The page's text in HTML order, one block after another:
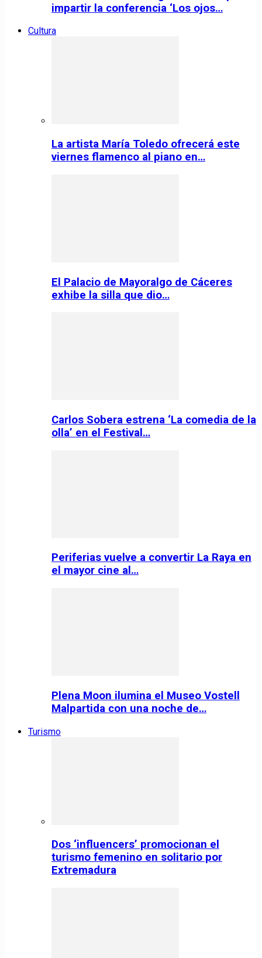
impartir la conferencia ‘Los ojos…
Cultura
La artista María Toledo ofrecerá este
viernes flamenco al piano en…
El Palacio de Mayoralgo de Cáceres
exhibe la silla que dio…
Carlos Sobera estrena ‘La comedia de la
olla’ en el Festival…
Periferias vuelve a convertir La Raya en
el mayor cine al…
Plena Moon ilumina el Museo Vostell
Malpartida con una noche de…
Turismo
Dos ‘influencers’ promocionan el
turismo femenino en solitario por
Extremadura